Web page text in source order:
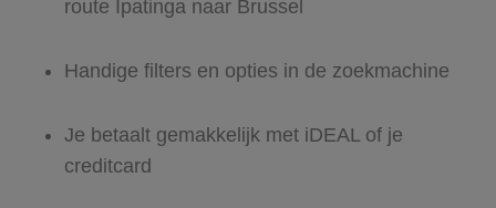
route Ipatinga naar Brussel
Handige filters en opties in de zoekmachine
Je betaalt gemakkelijk met iDEAL of je
creditcard